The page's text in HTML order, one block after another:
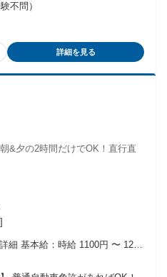
不問）
詳細を見る
朝&夕の2時間だけでOK！直行直
細 基本給：時給 1100円 〜 1250